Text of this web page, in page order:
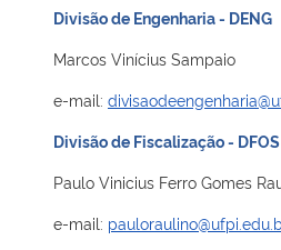
Divisão de Engenharia - DENG
Marcos Vinícius Sampaio
e-mail:
Divisão de Fiscalização - DFOS
Paulo Vinicius Ferro Gomes
e-mail: